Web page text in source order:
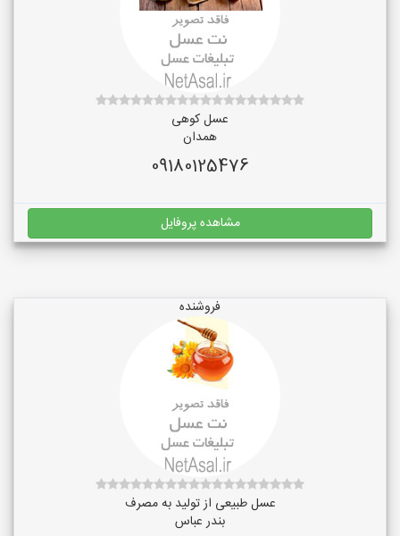
عسل کوهی
همدان
09180125476
مشاهده پروفایل
فروشنده
عسل طبیعی از تولید به مصرف
بندر عباس